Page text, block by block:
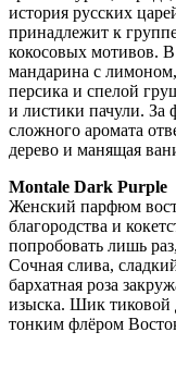
история русских
принадлежит к
кокосовых мотивов.
мандарина с
персика и спелой
и листики пачули. За
сложного аромата
дерево и манящая
Montale Dark Purple
Женский парфюм
благородства и
попробовать лишь
Сочная слива,
бархатная роза
изыска. Шик тиковой
тонким флёром